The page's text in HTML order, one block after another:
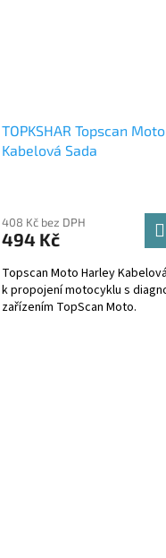
TOPKSHAR Topscan
Kabelová Sada
408 Kč bez DPH
494 Kč
Topscan Moto Harley
k propojení motocyklu s
zařízením TopScan Moto.